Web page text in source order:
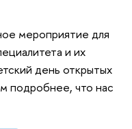
мероприятие для
и их
день открытых
подробнее, что нас